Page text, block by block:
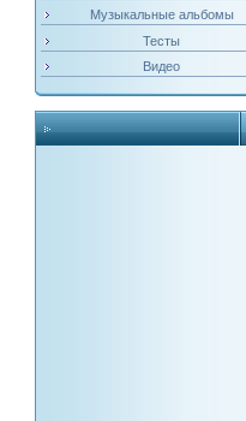
Музыкальные альбомы
Тесты
Видео